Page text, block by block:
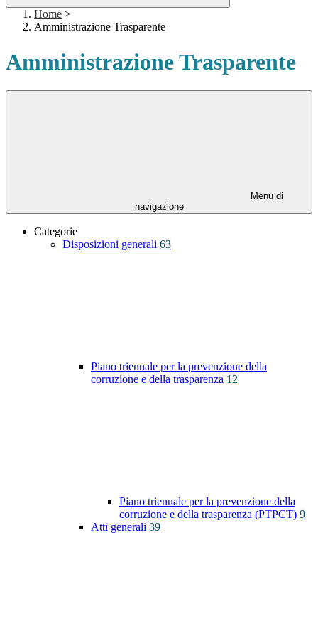
Home >
Amministrazione Trasparente
Amministrazione Trasparente
Menu di
navigazione
Categorie
Disposizioni generali 63
Piano triennale per la prevenzione della
corruzione e della trasparenza 12
Piano triennale per la prevenzione della
corruzione e della trasparenza (PTPCT) 9
Atti generali 39